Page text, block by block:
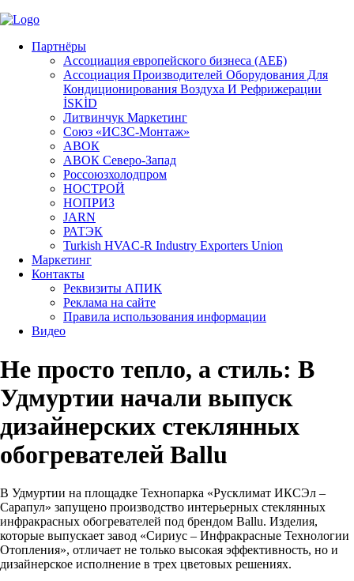
Партнёры
Ассоциация европейского бизнеса (АЕБ)
Aссоциация Производителей Оборудования Для
Кондиционирования Воздуха И Рефрижерации
İSKİD
Литвинчук Маркетинг
Союз «ИСЗС-Монтаж»
АВОК
АВОК Северо-Запад
Россоюзхолодпром
НОСТРОЙ
НОПРИЗ
JARN
РАТЭК
Turkish HVAC-R Industry Exporters Union
Маркетинг
Контакты
Реквизиты АПИК
Реклама на сайте
Правила использования информации
Видео
Не просто тепло, а стиль: В
Удмуртии начали выпуск
дизайнерских стеклянных
обогревателей Ballu
В Удмуртии на площадке Технопарка «Русклимат ИКСЭл –
Сарапул» запущено производство интерьерных стеклянных
инфракрасных обогревателей под брендом Ballu. Изделия,
которые выпускает завод «Сириус – Инфракрасные Технологии
Отопления», отличает не только высокая эффективность, но и
дизайнерское исполнение в трех цветовых решениях.